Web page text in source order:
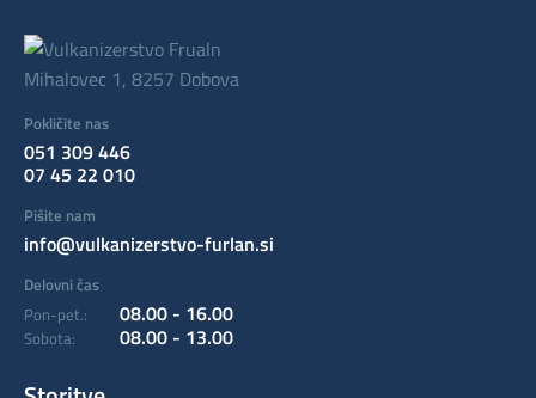
Mihalovec 1, 8257 Dobova
Pokličite nas
051 309 446
07 45 22 010
Pišite nam
info@vulkanizerstvo-furlan.si
Delovni čas
Pon-pet.:
08.00 - 16.00
Sobota: 08.00 - 13.00